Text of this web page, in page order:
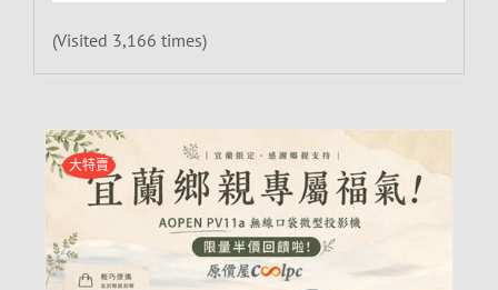
(Visited 3,166 times)
大特賣